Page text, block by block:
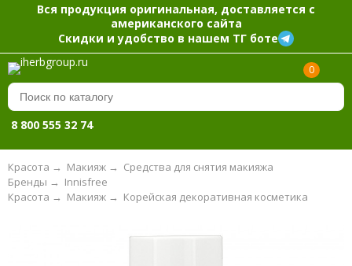
Вся продукция оригинальная, доставляется с
американского сайта
Скидки и удобство в нашем ТГ боте
0
8 800 555 32 74
Красота → Макияж → Средства для снятия макияжа
Innisfree
Бренды →
Корейская декоративная косметика
Макияж →
Красота →